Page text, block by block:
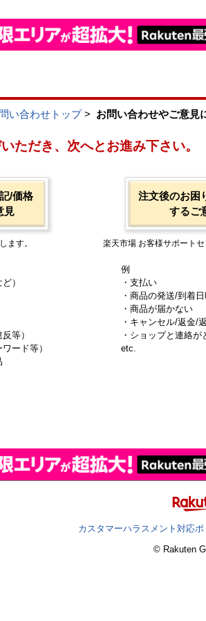
い合わせトップ> お問い合わせやご意見
ただき、次へとお進み下さい。
/価格
見
ます。
）
等）
ード等）
注文後のお困
するご
楽天市場 お客様サポートセ
例
・支払い
・商品の発送/到着
・商品が届かない
・キャンセル/返金/
・ショップと連絡が
etc.
カスタマーハラスメント対応ポ
© Rakuten